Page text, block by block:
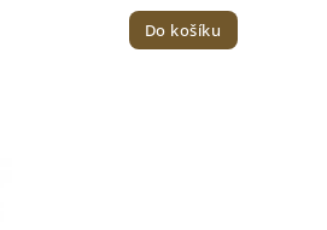
Do košíku